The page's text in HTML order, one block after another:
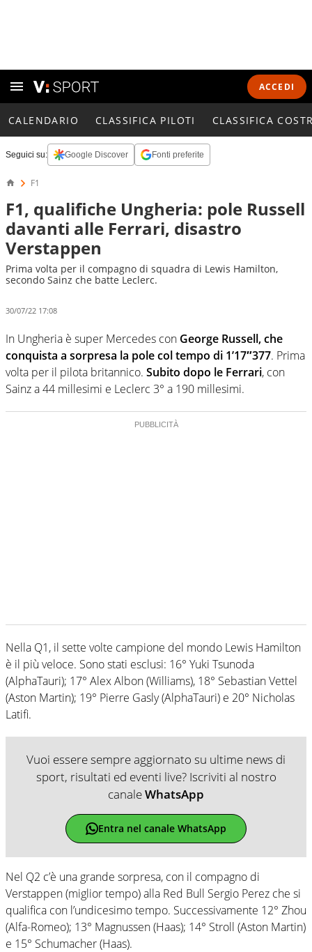
ACCEDI
CALENDARIO CLASSIFICA PILOTI CLASSIFICA
Seguici su: Google Discover Fonti preferite
F1
F1, qualifiche Ungheria: pole Russell
davanti alle Ferrari, disastro
Verstappen
Prima volta per il compagno di squadra di Lewis Hamilton,
secondo Sainz che batte Leclerc.
30/07/22 17:08
In Ungheria è super Mercedes con George Russell, che
conquista a sorpresa la pole col tempo di 1’17″377. Prima
volta per il pilota britannico. Subito dopo le Ferrari, con
Sainz a 44 millesimi e Leclerc 3° a 190 millesimi.
Nella Q1, il sette volte campione del mondo Lewis Hamilton
è il più veloce. Sono stati esclusi: 16° Yuki Tsunoda
(AlphaTauri); 17° Alex Albon (Williams), 18° Sebastian Vettel
(Aston Martin); 19° Pierre Gasly (AlphaTauri) e 20° Nicholas
Latifi.
Vuoi essere sempre aggiornato su ultime news di
sport, risultati ed eventi live? Iscriviti al nostro
canaleWhatsApp
Entra nel canale WhatsApp
Nel Q2 c’è una grande sorpresa, con il compagno di
Verstappen (miglior tempo) alla Red Bull Sergio Perez che si
qualifica con l’undicesimo tempo. Successivamente 12° Zhou
(Alfa-Romeo); 13° Magnussen (Haas); 14° Stroll (Aston Martin)
e 15° Schumacher (Haas).